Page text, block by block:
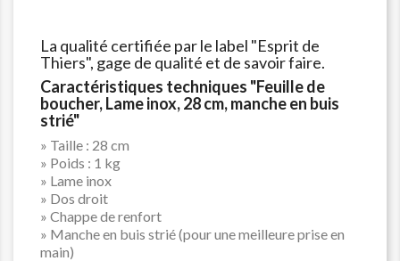
La qualité certifiée par le label "Esprit de
Thiers", gage de qualité et de savoir faire.
Caractéristiques techniques "Feuille de
boucher, Lame inox, 28 cm, manche en buis
strié"
» Taille : 28 cm
» Poids : 1 kg
» Lame inox
» Dos droit
» Chappe de renfort
» Manche en buis strié (pour une meilleure prise en
main)